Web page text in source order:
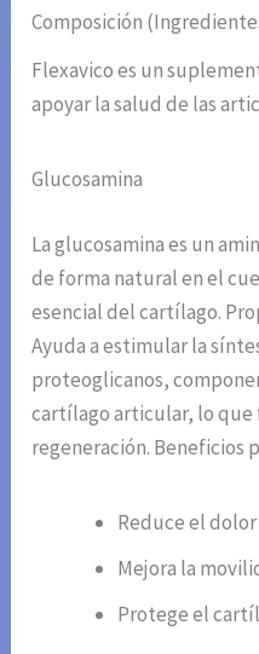
Composición
Flexavico es un
apoyar la salud de las
Glucosamina
La glucosamina es un
de forma natural en el
esencial del cartílago.
Ayuda a estimular la
proteoglicanos,
cartílago articular, lo que
regeneración. Beneficios
Reduce el
Mejora la
Protege el